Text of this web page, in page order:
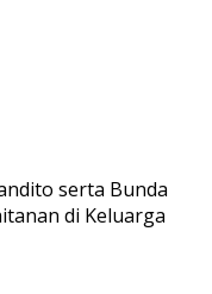
serta Bunda
di Keluarga